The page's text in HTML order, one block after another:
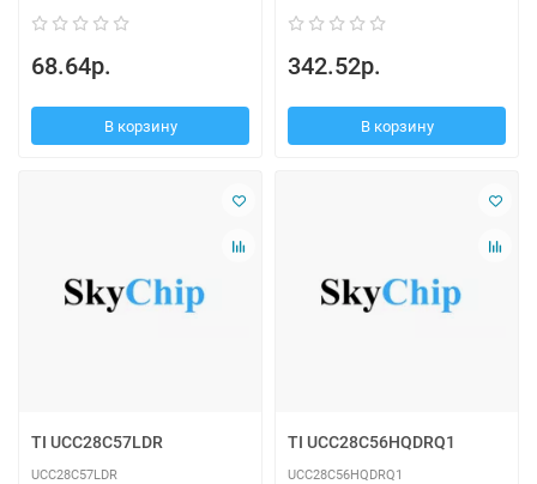
68.64р.
В корзину
342.52р.
В корзину
TI UCC28C57LDR
UCC28C57LDR
TI UCC28C56HQDRQ1
UCC28C56HQDRQ1